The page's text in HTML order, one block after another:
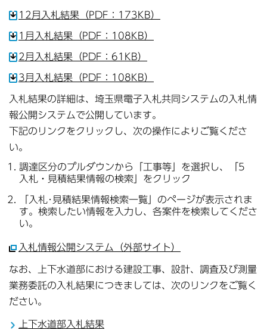
12月入札結果（PDF：173KB）
1月入札結果（PDF：108KB）
2月入札結果（PDF：61KB）
3月入札結果（PDF：108KB）
入札結果の詳細は、埼玉県電子入札共同システムの入札情
報公開システムで公開しています。
下記のリンクをクリックし、次の操作によりご覧くださ
い。
調達区分のプルダウンから「工事等」を選択し、「5
入札・見積結果情報の検索」をクリック
「入札･見積結果情報検索一覧」のページが表示されま
す。検索したい情報を入力し、各案件を検索してくださ
い。
入札情報公開システム（外部サイト）
なお、上下水道部における建設工事、設計、調査及び測量
業務委託の入札結果につきましては、次のリンクをご覧く
ださい。
上下水道部入札結果